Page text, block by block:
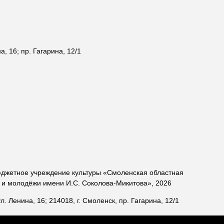
16; пр. Гагарина, 12/1
учреждение культуры «Смоленская областная
и молодёжи имени И.С. Соколова-Микитова», 2026
Ленина, 16; 214018, г. Смоленск, пр. Гагарина, 12/1